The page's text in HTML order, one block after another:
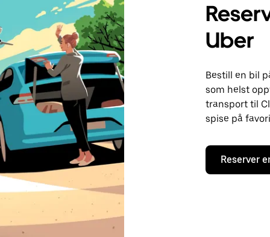
Uber
Bestill en bil
som helst
transport til
spise på
Reserver